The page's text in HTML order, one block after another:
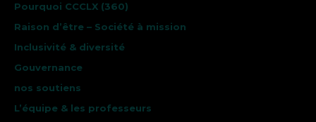
Pourquoi CCCLX (360)
Raison d’être – Société à mission
Inclusivité & diversité
Gouvernance
nos soutiens
L’équipe & les professeurs